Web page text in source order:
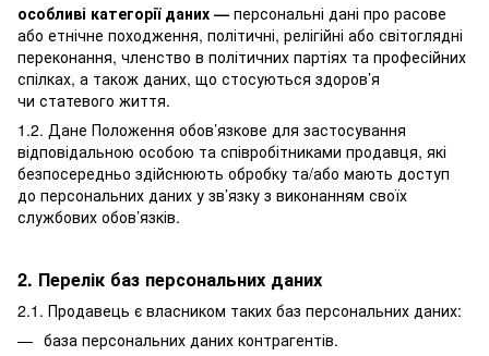
особливі категорії даних — персональні дані про расове
або етнічне походження, політичні, релігійні або світоглядні
переконання, членство в політичних партіях та професійних
спілках, а також даних, що стосуються здоров’я
чи статевого життя.
1.2. Дане Положення обов’язкове для застосування
відповідальною особою та співробітниками продавця, які
безпосередньо здійснюють обробку та/або мають доступ
до персональних даних у зв’язку з виконанням своїх
службових обов’язків.
2. Перелік баз персональних даних
2.1. Продавець є власником таких баз персональних даних:
база персональних даних контрагентів.